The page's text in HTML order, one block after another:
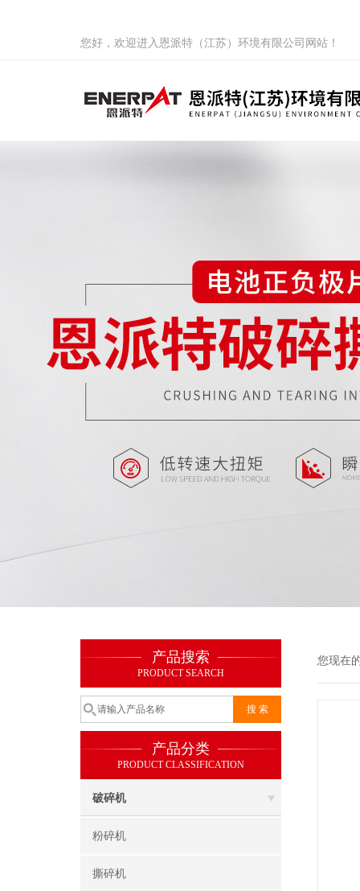
您好，欢迎进入恩派特（江苏）环境有限公司网站！
产品搜索
PRODUCT SEARCH
产品分类
PRODUCT CLASSIFICATION
破碎机
粉碎机
撕碎机
您现在